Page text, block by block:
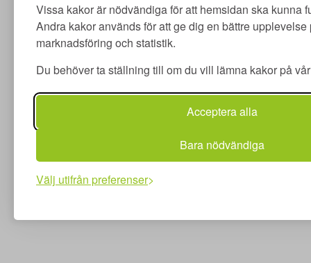
Vissa kakor är nödvändiga för att hemsidan ska kunna
Andra kakor används för att ge dig en bättre
marknadsföring och statistik.
Du behöver ta ställning till om du vill lämna kakor på
Acceptera alla
Bara nödvändiga
Välj utifrån preferenser